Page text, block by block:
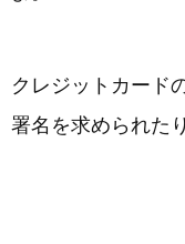
クレジットカード
署名を求められた